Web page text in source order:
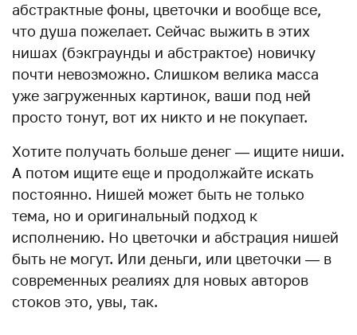
абстрактные фоны, цветочки и вообще все,
что душа пожелает. Сейчас выжить в этих
нишах (бэкграунды и абстрактое) новичку
почти невозможно. Слишком велика масса
уже загруженных картинок, ваши под ней
просто тонут, вот их никто и не покупает.
Хотите получать больше денег — ищите ниши.
А потом ищите еще и продолжайте искать
постоянно. Нишей может быть не только
тема, но и оригинальный подход к
исполнению. Но цветочки и абстрация нишей
быть не могут. Или деньги, или цветочки — в
современных реалиях для новых авторов
стоков это, увы, так.